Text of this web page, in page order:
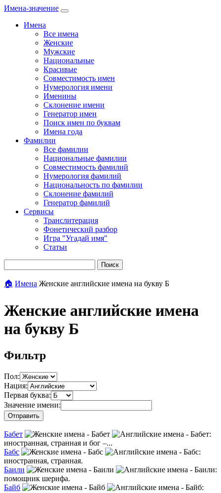
Имена-значение
Имена
Все имена
Женские
Мужские
Национальные
Красивые
Совместимость имен
Нумерология имени
Именины
Склонение имени
Генератор имен
Поиск имен по буквам
Имена года
Фамилии
Все фамилии
Национальные фамилии
Совместимость фамилий
Нумерология фамилий
Национальность по фамилии
Склонение фамилий
Генератор фамилий
Сервисы
Транслитерация
Фонетический разбор
Игра "Угадай имя"
Статьи
Поиск
🏠 Имена Женские английские имена на букву Б
Женские английские имена
на букву Б
Фильтр
Пол:
Нация:
Первая буква:
Значение имени:
Отправить
Бабет
:
иностранная, странная и бог –...
Бабс
:
иностранная, странная.
Баили
:
помощник шерифа.
Байб
: